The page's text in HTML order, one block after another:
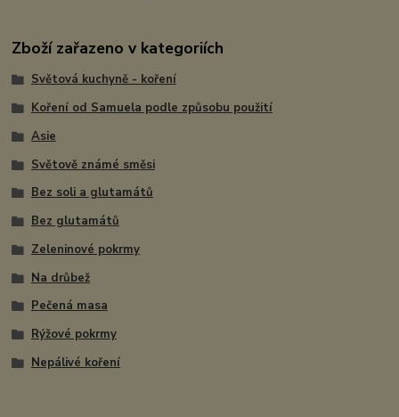
Zboží zařazeno v kategoriích
Světová kuchyně - koření
Koření od Samuela podle způsobu použití
Asie
Světově známé směsi
Bez soli a glutamátů
Bez glutamátů
Zeleninové pokrmy
Na drůbež
Pečená masa
Rýžové pokrmy
Nepálivé koření